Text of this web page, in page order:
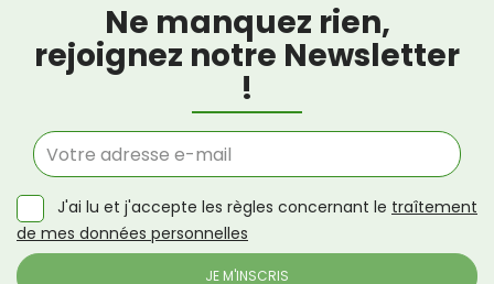
Ne manquez rien,
rejoignez notre Newsletter
!
J'ai lu et j'accepte les règles concernant le traîtement
de mes données personnelles